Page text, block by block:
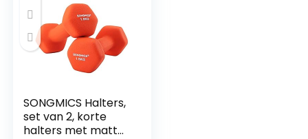
SONGMICS Halters,
set van 2, korte
halters met matte